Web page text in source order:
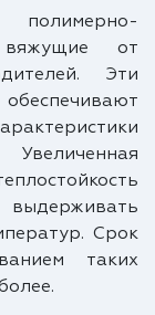
вяжущие от
Эти
выдерживать
Срок
таких